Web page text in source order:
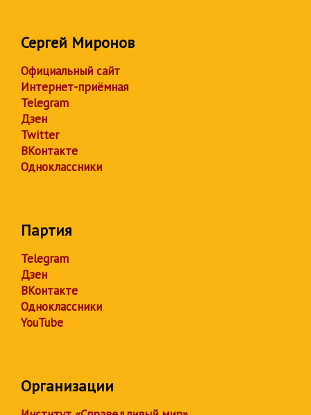
Сергей Миронов
Официальный сайт
Интернет-приёмная
Telegram
Дзен
Twitter
ВКонтакте
Одноклассники
Партия
Telegram
Дзен
ВКонтакте
Одноклассники
YouTube
Организации